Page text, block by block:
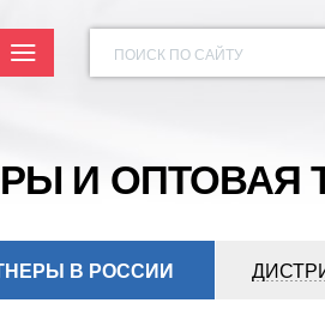
ПОИСК ПО САЙТУ
И ОПТОВАЯ
В РОССИИ